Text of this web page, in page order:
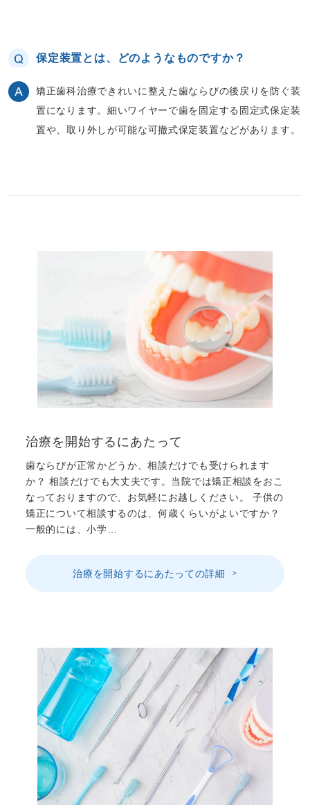
保定装置とは、どのようなものですか？
矯正歯科治療できれいに整えた歯ならびの後戻りを防ぐ装
置になります。細いワイヤーで歯を固定する固定式保定装
置や、取り外しが可能な可撤式保定装置などがあります。
治療を開始するにあたって
歯ならびが正常かどうか、相談だけでも受けられます
か？ 相談だけでも大丈夫です。当院では矯正相談をおこ
なっておりますので、お気軽にお越しください。 子供の
矯正について相談するのは、何歳くらいがよいですか？
一般的には、小学…
治療を開始するにあたっての詳細